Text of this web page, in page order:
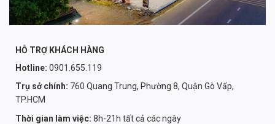
HỖ TRỢ KHÁCH HÀNG
Hotline: 0901.655.119
Trụ sở chính: 760 Quang Trung, Phường 8, Quận Gò Vấp,
TP.HCM
Thời gian làm việc: 8h-21h tất cả các ngày